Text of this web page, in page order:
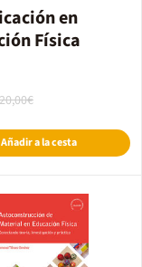
en
Física
20,00€
Añadir a la cesta